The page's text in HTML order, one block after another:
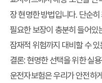
장 현명한 방법입니다. 단순
필요한 보장이 충분히 들어있
잠재적 위험까지 대비할 수
결론: 현명한 선택을 위한 실
운전자보험은 우리가 안전하